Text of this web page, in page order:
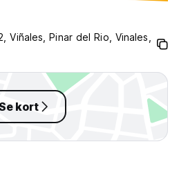
Viñales, Pinar del Rio, Vinales,
kort